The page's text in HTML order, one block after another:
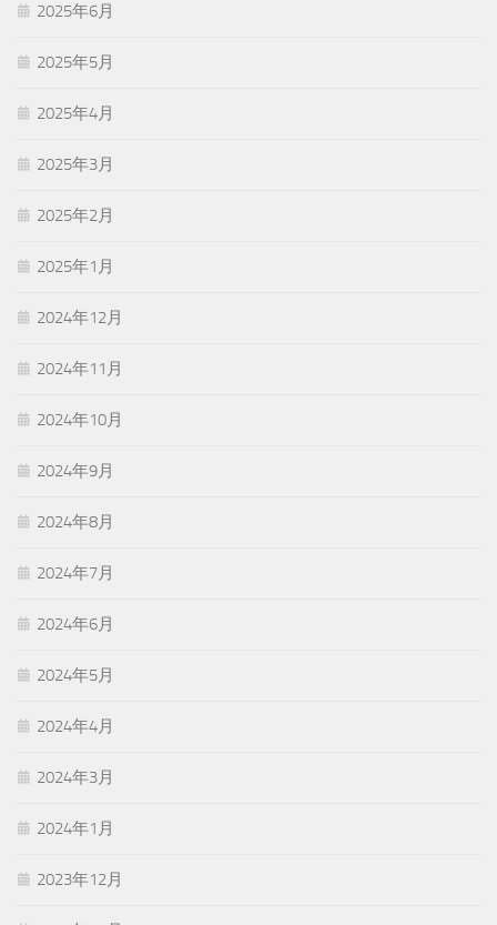
2025年6月
2025年5月
2025年4月
2025年3月
2025年2月
2025年1月
2024年12月
2024年11月
2024年10月
2024年9月
2024年8月
2024年7月
2024年6月
2024年5月
2024年4月
2024年3月
2024年1月
2023年12月